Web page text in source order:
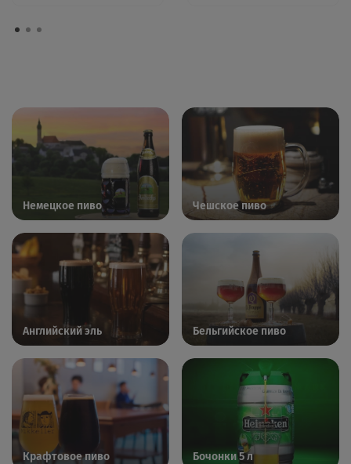
Немецкое пиво Чешское пиво
Английский эль Бельгийское пиво
Крафтовое пиво Бочонки 5 л